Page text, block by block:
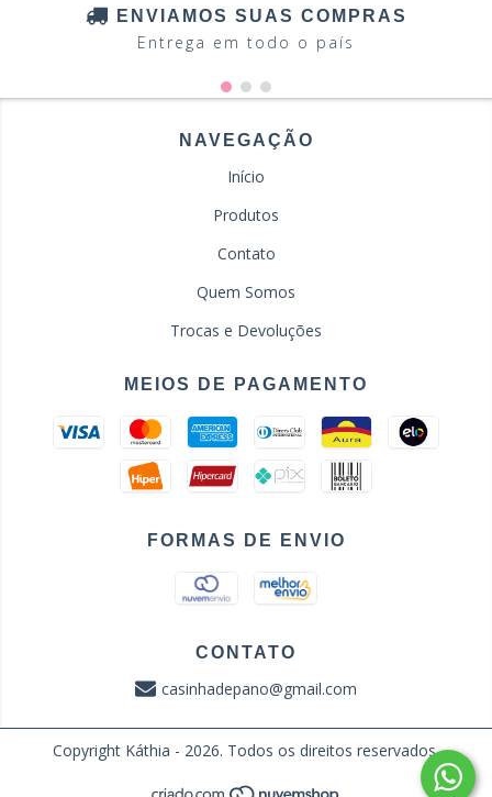
ENVIAMOS SUAS COMPRAS
Entrega em todo o país
NAVEGAÇÃO
Início
Produtos
Contato
Quem Somos
Trocas e Devoluções
MEIOS DE PAGAMENTO
FORMAS DE ENVIO
CONTATO
casinhadepano@gmail.com
Copyright Káthia - 2026. Todos os direitos reservados.